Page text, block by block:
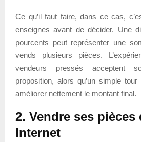
Ce qu’il faut faire, dans ce cas,
enseignes avant de décider. Une
pourcents peut représenter une
vends plusieurs pièces.
vendeurs pressés acceptent
proposition, alors qu’un simple
améliorer nettement le montant final.
2. Vendre ses pièces
Internet